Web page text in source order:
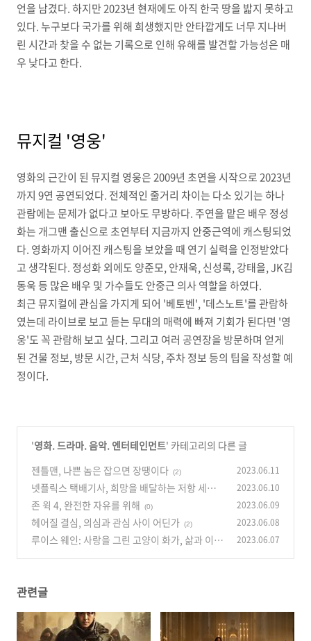
언을 남겼다. 하지만 2023년 현재에도 아직 한국 땅을 밟지 못하고
있다. 누구보다 국가를 위해 희생했지만 안타깝게도 너무 지나버
린 시간과 찾을 수 없는 기록으로 인해 유해를 발견할 가능성은 매
우 낮다고 한다.
뮤지컬 '영웅'
영화의 근간이 된 뮤지컬 영웅은 2009년 초연을 시작으로 2023년
까지 9연 공연되었다. 전체적인 줄거리 차이는 다소 있기는 하나
관람에는 문제가 없다고 보아도 무방하다. 주연을 맡은 배우 정성
화는 개그맨 출신으로 초연부터 지금까지 안중근역에 캐스팅되었
다. 영화까지 이어진 캐스팅을 보았을 때 연기 실력을 인정받았다
고 생각된다. 정성화 외에도 양준모, 안재욱, 신성록, 강태을, JK김
동욱 등 많은 배우 및 가수들도 안중근 의사 역할을 하였다.
최근 뮤지컬에 관심을 가지게 되어 '베토벤', '데스노트'를 관람하
였는데 라이브로 보고 듣는 무대의 매력에 빠져 기회가 된다면 '영
웅'도 꼭 관람해 보고 싶다. 그리고 여러 공연장을 방문하며 얻게
된 건물 정보, 방문 시간, 근처 식당, 주차 정보 등의 팁을 작성할 예
정이다.
'영화. 드라마. 음악. 엔터테인먼트' 카테고리의 다른 글
젠틀맨, 나쁜 놈은 잡으면 장땡이다 (2) 2023.06.11
넷플릭스 택배기사, 희망을 배달하는 저항 세력
(0)
2023.06.10
존 윅 4, 완전한 자유를 위해 (0) 2023.06.09
헤어질 결심, 의심과 관심 사이 어딘가 (2) 2023.06.08
루이스 웨인: 사랑을 그린 고양이 화가, 삶과 이별
2023.06.07
관련글